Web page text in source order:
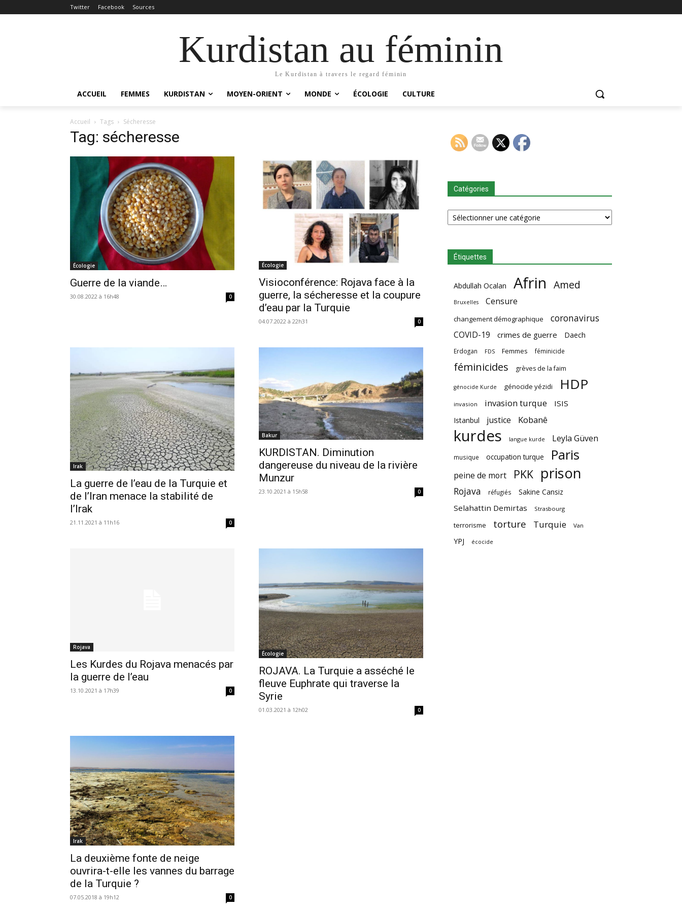
Twitter Facebook Sources
Kurdistan au féminin
Le Kurdistan à travers le regard féminin
ACCUEIL FEMMES KURDISTAN MOYEN-ORIENT MONDE ÉCOLOGIE CULTURE
Accueil Tags Sécheresse
Tag: sécheresse
Écologie
Guerre de la viande…
30.08.2022 à 16h48 0
Écologie
Visioconférence: Rojava face à la
guerre, la sécheresse et la coupure
d’eau par la Turquie
04.07.2022 à 22h31 0
Irak
La guerre de l’eau de la Turquie et
de l’Iran menace la stabilité de
l’Irak
21.11.2021 à 11h16 0
Bakur
KURDISTAN. Diminution
dangereuse du niveau de la rivière
Munzur
23.10.2021 à 15h58 0
Rojava
Les Kurdes du Rojava menacés par
la guerre de l’eau
13.10.2021 à 17h39 0
Écologie
ROJAVA. La Turquie a asséché le
fleuve Euphrate qui traverse la
Syrie
01.03.2021 à 12h02 0
Irak
La deuxième fonte de neige
ouvrira-t-elle les vannes du barrage
de la Turquie ?
07.05.2018 à 19h12 0
Catégories
Catégories
Étiquettes
Abdullah Ocalan Afrin Amed
Bruxelles Censure
changement démographique coronavirus
COVID-19 crimes de guerre Daech
Erdogan FDS Femmes féminicide
féminicides grèves de la faim
génocide Kurde génocide yézidi HDP
invasion invasion turque ISIS
Istanbul justice Kobanê
kurdes langue kurde Leyla Güven
musique occupation turque Paris
peine de mort PKK prison
Rojava réfugiés Sakine Cansiz
Selahattin Demirtas Strasbourg
terrorisme torture Turquie Van
YPJ écocide